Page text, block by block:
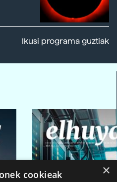
Ikusi programa guztiak
×
cookieak